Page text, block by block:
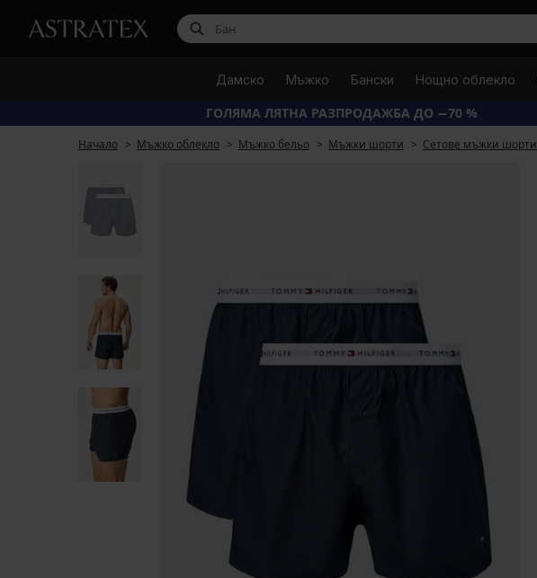
Дамско Мъжко Бански Нощно облекло
ГОЛЯМА ЛЯТНА РАЗПРОДАЖБА ДО −70 %
Начало Мъжко облекло Мъжко бельо Мъжки шорти Сетове мъжки шорти